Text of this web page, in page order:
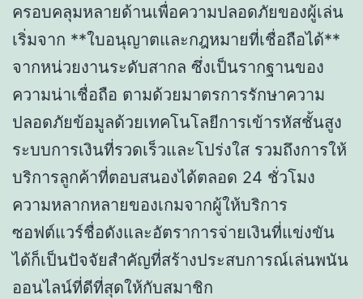
ครอบคลุมหลายด้านเพื่อความปลอดภัยของผู้เล่น
เริ่มจาก **ใบอนุญาตและกฎหมายที่เชื่อถือได้**
จากหน่วยงานระดับสากล ซึ่งเป็นรากฐานของ
ความน่าเชื่อถือ ตามด้วยมาตรการรักษาความ
ปลอดภัยข้อมูลด้วยเทคโนโลยีการเข้ารหัสชั้นสูง
ระบบการเงินที่รวดเร็วและโปร่งใส รวมถึงการให้
บริการลูกค้าที่ตอบสนองได้ตลอด 24 ชั่วโมง
ความหลากหลายของเกมจากผู้ให้บริการ
ซอฟต์แวร์ชื่อดังและอัตราการจ่ายเงินที่แข่งขัน
ได้ก็เป็นปัจจัยสำคัญที่สร้างประสบการณ์เล่นพนัน
ออนไลน์ที่ดีที่สุดให้กับสมาชิก